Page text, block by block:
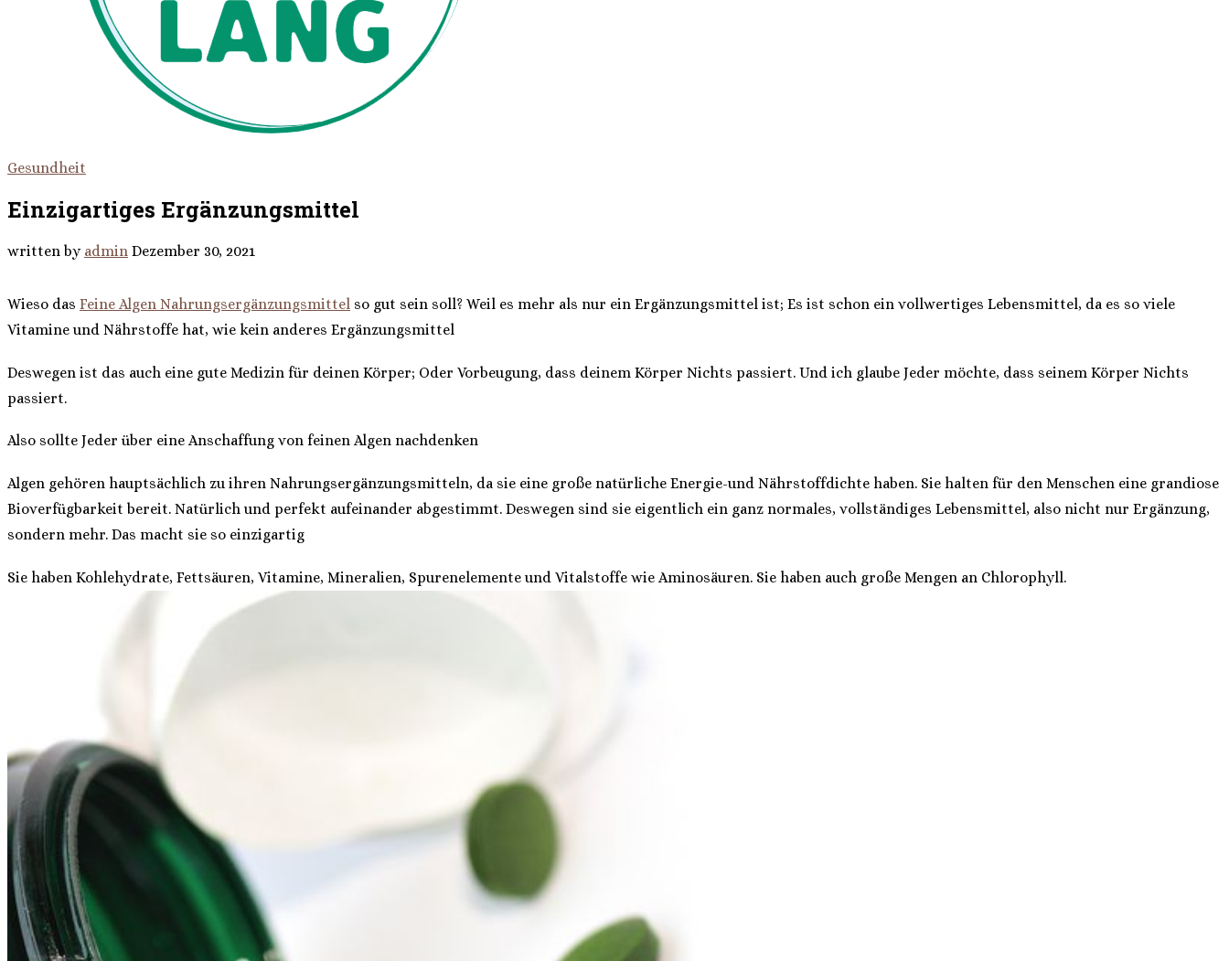
Gesundheit
Einzigartiges Ergänzungsmittel
written by admin Dezember 30, 2021
Wieso das Feine Algen Nahrungsergänzungsmittel so gut sein soll? Weil es mehr als nur ein Ergänzungsmittel ist; Es ist schon ein vollwertiges Lebensmittel, da es so viele
Vitamine und Nährstoffe hat, wie kein anderes Ergänzungsmittel
Deswegen ist das auch eine gute Medizin für deinen Körper; Oder Vorbeugung, dass deinem Körper Nichts passiert. Und ich glaube Jeder möchte, dass seinem Körper Nichts
passiert.
Also sollte Jeder über eine Anschaffung von feinen Algen nachdenken
Algen gehören hauptsächlich zu ihren Nahrungsergänzungsmitteln, da sie eine große natürliche Energie-und Nährstoffdichte haben. Sie halten für den Menschen eine grandiose
Bioverfügbarkeit bereit. Natürlich und perfekt aufeinander abgestimmt. Deswegen sind sie eigentlich ein ganz normales, vollständiges Lebensmittel, also nicht nur Ergänzung,
sondern mehr. Das macht sie so einzigartig
Sie haben Kohlehydrate, Fettsäuren, Vitamine, Mineralien, Spurenelemente und Vitalstoffe wie Aminosäuren. Sie haben auch große Mengen an Chlorophyll.